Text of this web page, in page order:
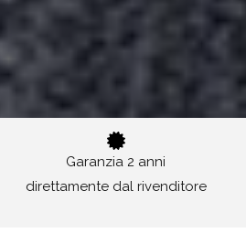
Garanzia 2 anni
direttamente dal rivenditore